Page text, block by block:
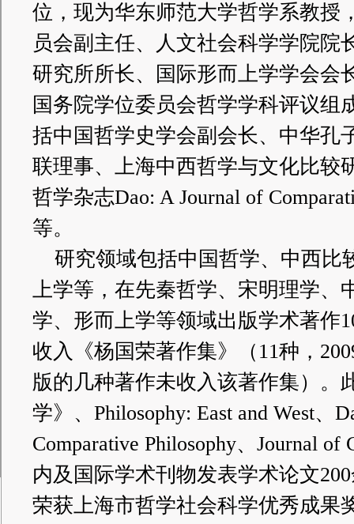
位，现为华东师范大学哲学系教授
员会副主任、人文社会科学学院院
研究所所长、国际形而上学学会会
国务院学位委员会哲学学科评议组
括中国哲学史学会副会长、中华孔
联理事、上海中西哲学与文化比较
哲学杂志Dao: A Journal of
等。
研究领域包括中国哲学、中西比
上学等，在先秦哲学、宋明理学、
学、形而上学等领域出版学术著作
收入《杨国荣著作集》（11种，
版的几种著作未收入该著作集）。
学》、Philosophy: East and West、
Comparative Philosophy、Journal of
内及国际学术刊物发表学术论文
荣获上海市哲学社会科学优秀成果